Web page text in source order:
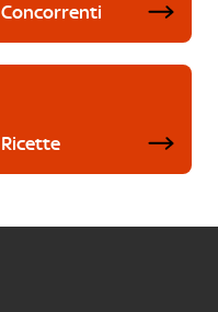
Concorrenti
Ricette